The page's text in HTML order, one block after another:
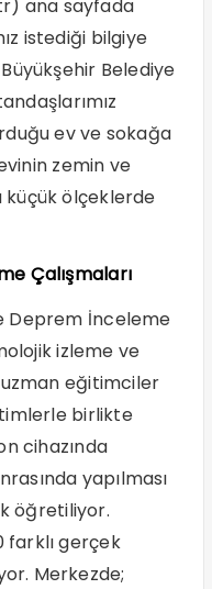
) ana sayfada
istediği bilgiye
Belediye
ev ve sokağa
zemin ve
ölçeklerde
Çalışmaları
Deprem İnceleme
izleme ve
eğitimciler
birlikte
cihazında
yapılması
öğretiliyor.
farklı gerçek
Merkezde;